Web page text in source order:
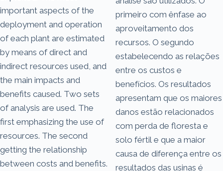
important aspects of the
deployment and operation
of each plant are estimated
by means of direct and
indirect resources used, and
the main impacts and
benefits caused. Two sets
of analysis are used. The
first emphasizing the use of
resources. The second
getting the relationship
between costs and benefits.
primeiro com ênfase ao
aproveitamento dos
recursos. O segundo
estabelecendo as relações
entre os custos e
benefícios. Os resultados
apresentam que os maiores
danos estão relacionados
com perda de floresta e
solo fértil e que a maior
causa de diferença entre os
resultados das usinas é